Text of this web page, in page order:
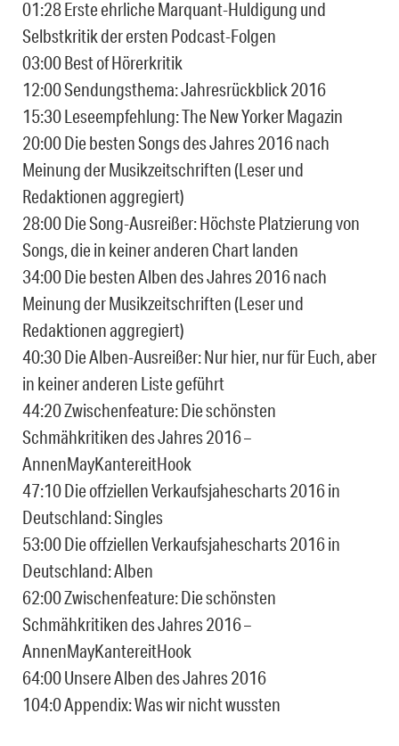
01:28 Erste ehrliche Marquant-Huldigung und
Selbstkritik der ersten Podcast-Folgen
03:00 Best of Hörerkritik
12:00 Sendungsthema: Jahresrückblick 2016
15:30 Leseempfehlung: The New Yorker Magazin
20:00 Die besten Songs des Jahres 2016 nach
Meinung der Musikzeitschriften (Leser und
Redaktionen aggregiert)
28:00 Die Song-Ausreißer: Höchste Platzierung von
Songs, die in keiner anderen Chart landen
34:00 Die besten Alben des Jahres 2016 nach
Meinung der Musikzeitschriften (Leser und
Redaktionen aggregiert)
40:30 Die Alben-Ausreißer: Nur hier, nur für Euch, aber
in keiner anderen Liste geführt
44:20 Zwischenfeature: Die schönsten
Schmähkritiken des Jahres 2016 –
AnnenMayKantereitHook
47:10 Die offziellen Verkaufsjahescharts 2016 in
Deutschland: Singles
53:00 Die offziellen Verkaufsjahescharts 2016 in
Deutschland: Alben
62:00 Zwischenfeature: Die schönsten
Schmähkritiken des Jahres 2016 –
AnnenMayKantereitHook
64:00 Unsere Alben des Jahres 2016
104:0 Appendix: Was wir nicht wussten